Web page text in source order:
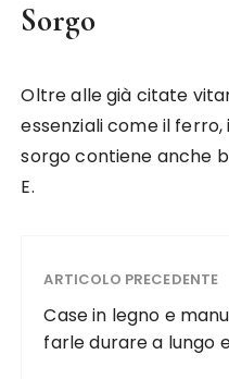
Sorgo
Oltre alle già citate
essenziali come il
sorgo contiene anche
E.
ARTICOLO PRECEDENTE
Case in legno e
farle durare a lungo